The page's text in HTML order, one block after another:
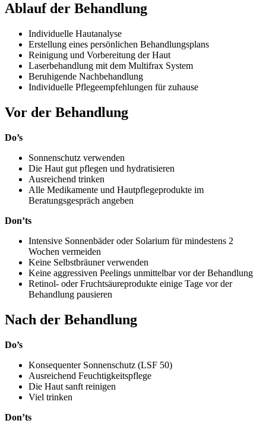
Ablauf der Behandlung
Individuelle Hautanalyse
Erstellung eines persönlichen Behandlungsplans
Reinigung und Vorbereitung der Haut
Laserbehandlung mit dem Multifrax System
Beruhigende Nachbehandlung
Individuelle Pflegeempfehlungen für zuhause
Vor der Behandlung
Do’s
Sonnenschutz verwenden
Die Haut gut pflegen und hydratisieren
Ausreichend trinken
Alle Medikamente und Hautpflegeprodukte im
Beratungsgespräch angeben
Don’ts
Intensive Sonnenbäder oder Solarium für mindestens 2
Wochen vermeiden
Keine Selbstbräuner verwenden
Keine aggressiven Peelings unmittelbar vor der Behandlung
Retinol- oder Fruchtsäureprodukte einige Tage vor der
Behandlung pausieren
Nach der Behandlung
Do’s
Konsequenter Sonnenschutz (LSF 50)
Ausreichend Feuchtigkeitspflege
Die Haut sanft reinigen
Viel trinken
Don’ts